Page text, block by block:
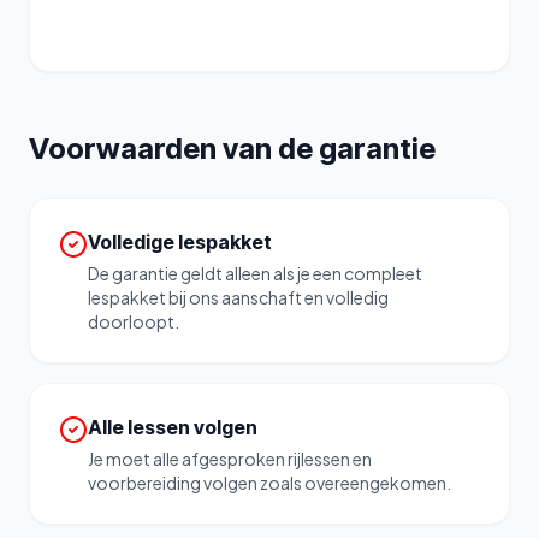
Voorwaarden van de garantie
Volledige lespakket
De garantie geldt alleen als je een compleet
lespakket bij ons aanschaft en volledig
doorloopt.
Alle lessen volgen
Je moet alle afgesproken rijlessen en
voorbereiding volgen zoals overeengekomen.